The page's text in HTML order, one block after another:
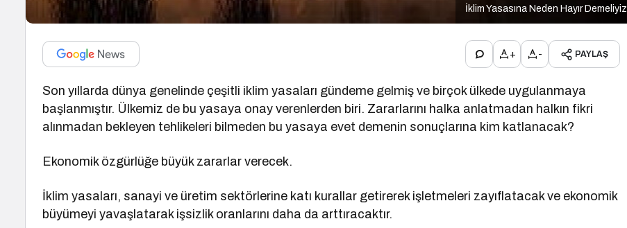
İklim Yasasına Neden Hayır Demeliyiz
+ - PAYLAŞ
Son yıllarda dünya genelinde çeşitli iklim yasaları gündeme gelmiş ve birçok ülkede uygulanmaya
başlanmıştır. Ülkemiz de bu yasaya onay verenlerden biri. Zararlarını halka anlatmadan halkın fikri
alınmadan bekleyen tehlikeleri bilmeden bu yasaya evet demenin sonuçlarına kim katlanacak?
Ekonomik özgürlüğe büyük zararlar verecek.
İklim yasaları, sanayi ve üretim sektörlerine katı kurallar getirerek işletmeleri zayıflatacak ve ekonomik
büyümeyi yavaşlatarak işsizlik oranlarını daha da arttıracaktır.